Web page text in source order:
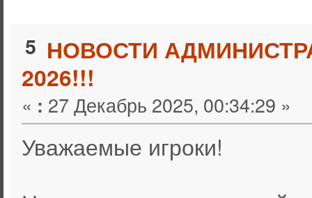
5 НОВОСТИ
2026!!!
« : 27 Декабрь 2025, 00:34:29 »
Уважаемые игроки!